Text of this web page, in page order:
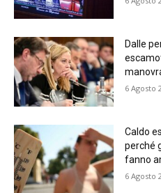
Dalle
6 Agosto
Caldo
perché
fanno
6 Agosto